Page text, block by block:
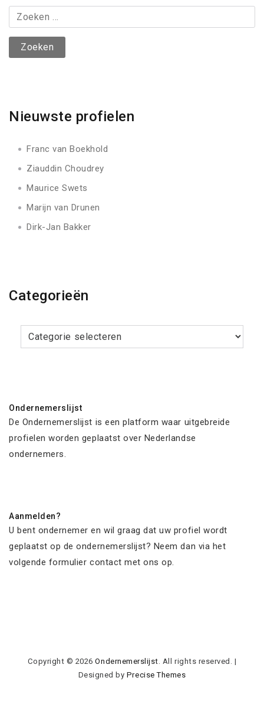
Zoeken
naar:
Nieuwste profielen
Franc van Boekhold
Ziauddin Choudrey
Maurice Swets
Marijn van Drunen
Dirk-Jan Bakker
Categorieën
Categorieën
Ondernemerslijst
De Ondernemerslijst is een platform waar uitgebreide
profielen worden geplaatst over Nederlandse
ondernemers.
Aanmelden?
U bent ondernemer en wil graag dat uw profiel wordt
geplaatst op de ondernemerslijst? Neem dan via het
volgende formulier contact met ons op.
Copyright © 2026Ondernemerslijst . All rights reserved.
|
Designed by Precise Themes